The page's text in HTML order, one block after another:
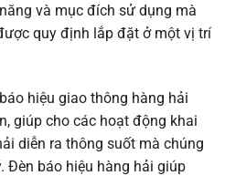
và mục đích sử dụng mà
quy định lắp đặt ở một vị trí
hiệu giao thông hàng hải
giúp cho các hoạt động khai
diễn ra thông suốt mà chúng
Đèn báo hiệu hàng hải giúp